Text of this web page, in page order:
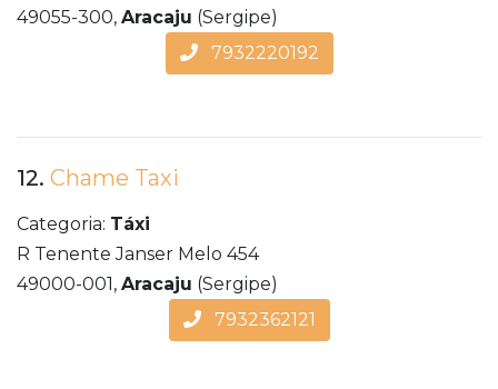
49055-300, Aracaju (Sergipe)
7932220192
12. Chame Taxi
Categoria: Táxi
R Tenente Janser Melo 454
49000-001, Aracaju (Sergipe)
7932362121